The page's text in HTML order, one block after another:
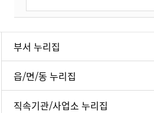
부서 누리집
읍/면/동 누리집
직속기관/사업소 누리집